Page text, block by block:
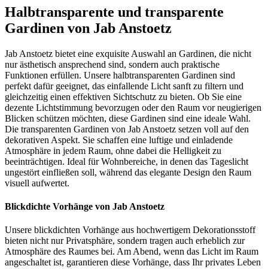
Halbtransparente und transparente
Gardinen von Jab Anstoetz
Jab Anstoetz bietet eine exquisite Auswahl an Gardinen, die nicht
nur ästhetisch ansprechend sind, sondern auch praktische
Funktionen erfüllen. Unsere halbtransparenten Gardinen sind
perfekt dafür geeignet, das einfallende Licht sanft zu filtern und
gleichzeitig einen effektiven Sichtschutz zu bieten. Ob Sie eine
dezente Lichtstimmung bevorzugen oder den Raum vor neugierigen
Blicken schützen möchten, diese Gardinen sind eine ideale Wahl.
Die transparenten Gardinen von Jab Anstoetz setzen voll auf den
dekorativen Aspekt. Sie schaffen eine luftige und einladende
Atmosphäre in jedem Raum, ohne dabei die Helligkeit zu
beeinträchtigen. Ideal für Wohnbereiche, in denen das Tageslicht
ungestört einfließen soll, während das elegante Design den Raum
visuell aufwertet.
Blickdichte Vorhänge von Jab Anstoetz
Unsere blickdichten Vorhänge aus hochwertigem Dekorationsstoff
bieten nicht nur Privatsphäre, sondern tragen auch erheblich zur
Atmosphäre des Raumes bei. Am Abend, wenn das Licht im Raum
angeschaltet ist, garantieren diese Vorhänge, dass Ihr privates Leben